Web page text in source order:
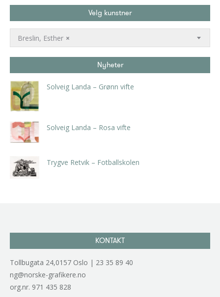
Velg kunstner
×
Breslin, Esther
Nyheter
Solveig Landa – Grønn vifte
Solveig Landa – Rosa vifte
Trygve Retvik – Fotballskolen
KONTAKT
Tollbugata 24,0157 Oslo | 23 35 89 40
ng@norske-grafikere.no
org.nr. 971 435 828